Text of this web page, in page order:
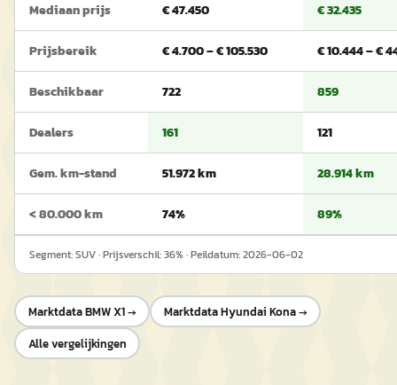
Mediaan prijs € 47.450 € 32.435
Prijsbereik € 4.700 – € 105.530 € 10.444 – €
Beschikbaar 722 859
Dealers 161 121
Gem. km-stand 51.972 km 28.914 km
< 80.000 km 74% 89%
Segment:SUV· Prijsverschil:36% · Peildatum:2026-06-02
MarktdataBMW X1→ MarktdataHyundai Kona→
Alle vergelijkingen